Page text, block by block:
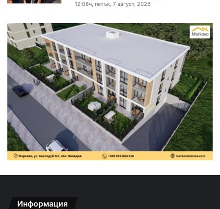
12:08ч, петък, 7 август, 2026
Информация